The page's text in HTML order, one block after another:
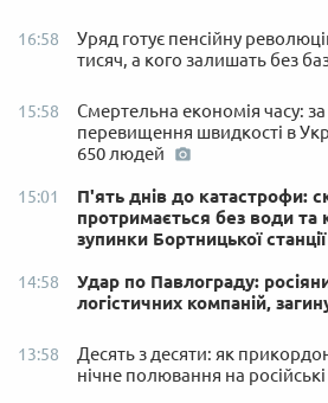
16:58
Уряд готує пенсійну
тисяч, а кого залишать без
15:58
Смертельна економія часу: за
перевищення швидкості в
650 людей
15:01
П'ять днів до катастрофи:
протримається без води та
зупинки Бортницької станції
14:58
Удар по Павлограду:
логістичних компаній,
13:58
Десять з десяти: як
нічне полювання на